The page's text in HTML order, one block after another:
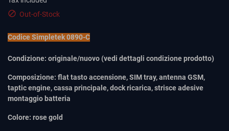
 Out-of-Stock
Codice Simpletek 0890-C
Condizione: originale/nuovo (vedi dettagli condizione prodotto)
Composizione: flat tasto accensione, SIM tray, antenna GSM,
taptic engine, cassa principale, dock ricarica, strisce adesive
montaggio batteria
Colore: rose gold